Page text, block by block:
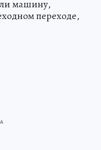
машину,
переходе,